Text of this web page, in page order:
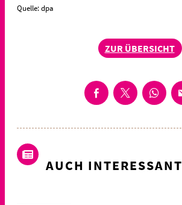
Quelle: dpa
ZUR ÜBERSICHT
AUCH INTERESSANT